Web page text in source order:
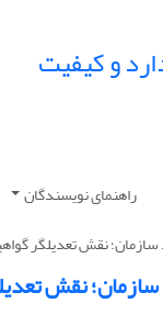
و کیفیت
راهنمای نویسندگان
نقش تعدیلگر
نقش